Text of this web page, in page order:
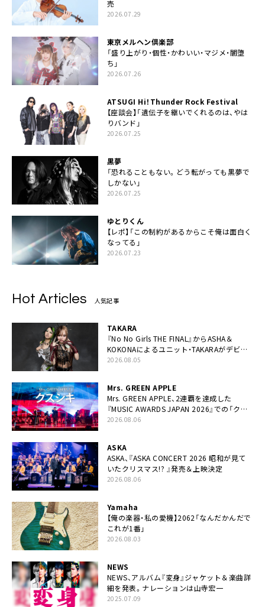
売
2026.07.29
東京メルヘン倶楽部
「盛り上がり・個性・かわいい・マジメ・闇堕
ち」
2026.07.26
ATSUGI Hi！Thunder Rock Festival
【座談会】「遺伝子を継いでくれるのは、やは
りバンド」
2026.07.25
黒夢
「恐れることもない。どう転がっても黒夢で
しかない」
2026.07.25
ゆとりくん
【レポ】「この制約があるからこそ俺は面白く
なってる」
2026.07.23
Hot Articles 人気記事
TAKARA
『No No Girls THE FINAL』からASHA＆
KOKONAによるユニット・TAKARAがデビュ
ー
2026.08.05
Mrs. GREEN APPLE
Mrs. GREEN APPLE、2連覇を達成した
『MUSIC AWARDS JAPAN 2026』での「クス
シキ」ライブパフォーマンスをYouTube公開
2026.08.06
ASKA
ASKA、『ASKA CONCERT 2026 昭和が見て
いたクリスマス!? 』発売＆上映決定
2026.08.06
Yamaha
【俺の楽器・私の愛機】2062「なんだかんだで
これが1番」
2026.08.03
NEWS
NEWS、アルバム『変身』ジャケット＆楽曲詳
細を発表。ナレーションは⼭寺宏⼀
2025.07.09